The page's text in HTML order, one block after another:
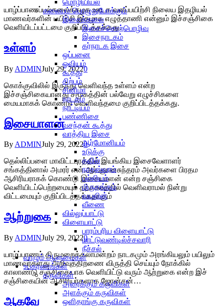
யாழ்ப்பாணப்பல்கலைக்கழக ஊடக வளப்பயிற்சி நிலைய இதழியல்
மாணவர்களின் பயிற்சி இதழாக எழுத்தாணி என்னும் இச்சஞ்சிகை
வெளியிடப்பட்டமை குறிப்பிடத்தக்கது.
உள்ளம்
By ADMINJuly 29, 20220
கொக்குவிலில் இருந்து வெளிவந்த உள்ளம் என்ற
இச்சஞ்சிகையானது சமூகத்தின் பல்வேறு எழுச்சிகளை
மையமாகக் கொண்டு வெளிவந்தமை குறிப்பிடத்தக்கது.
இசையாளன்
ByADMINJuly 29, 20220
தெல்லிப்பளை மாவிட்டபுரத்தில் இயங்கிய இசைவேளாளர்
சங்கத்தினால் அமரர் என்.ஆர்.ஞானசுந்தரம் அவர்களை பிரதம
ஆசிரியராகக் கொண்டு இசையாளன் என்ற சஞ்சிகை
வெளியிடப்பெற்றமையும் தற்காலத்தில் வெளிவராமல் நின்று
விட்டமையும் குறிப்பிடத்தக்கதாகும்
ஆற்றுகை
By ADMINJuly 29, 20220
யாழ்ப்பாணம் திருமறைக்கலாமன்றம் நாடகமும் அரங்கியலும் பயிலும்
மாணவர்களது அறிவுத்திறணை விருத்தி செய்யும் நோக்கில்
காலாண்டு சஞ்சிகையாக வெளியிட்டு வரும் ஆற்றுகை என்ற இச்
சஞ்சிகையின் ஆசிரியர்களாக ஜோன்சன்…
ஆகவே
மொழியியல்
கலையும் பொழுதுபோக்கும்
இசைக்கலை
இசைச்சொற்பொழிவு
இசைநாடகம்
கர்நாடக இசை
ஒப்பனை
ஓவியம்
கூத்து
சிற்பம்
சினிமா
நாடகம்
நாட்டியம்
பண்ணிசை
வசந்தன் கூத்து
வாத்திய இசை
ஆர்மோனியம்
உடுக்கு
தவில்
நாதஸ்வரம்
பல்லியம்
மிருதங்கம்
வயலின்
வீணை
வில்லுப்பாட்டு
விளையாட்டு
பாரம்பரிய விளையாட்டு
மாட்டுவண்டில்ச்சவாரி
நீச்சல்
வாழும் ஆளுமைகள்
உபகரணங்கள்
கருவிகள்
அரைக்கும் கருவிகள்
அளக்கும் கருவிகள்
ஒளிதாங்கு கருவிகள்